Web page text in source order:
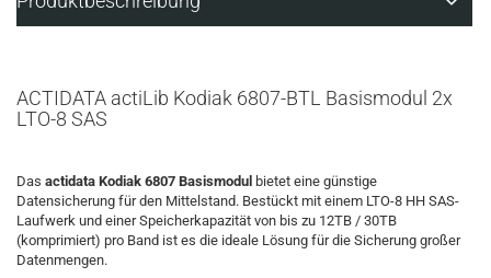
ACTIDATA actiLib Kodiak 6807-BTL Basismodul 2x
LTO-8 SAS
Das actidata Kodiak 6807 Basismodul bietet eine günstige
Datensicherung für den Mittelstand. Bestückt mit einem LTO-8 HH SAS-
Laufwerk und einer Speicherkapazität von bis zu 12TB / 30TB
(komprimiert) pro Band ist es die ideale Lösung für die Sicherung großer
Datenmengen.